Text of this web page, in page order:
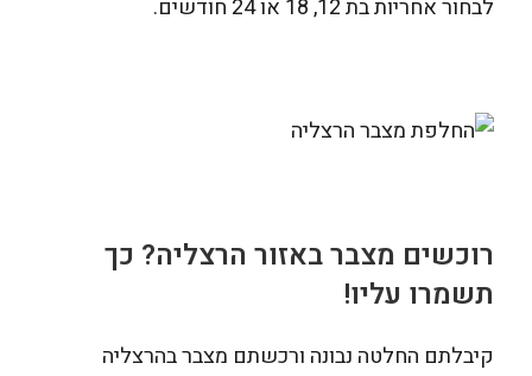
לבחור אחריות בת 12, 18 או 24 חודשים.
רוכשים מצבר באזור הרצליה? כך
תשמרו עליו!
קיבלתם החלטה נבונה ורכשתם מצבר בהרצליה